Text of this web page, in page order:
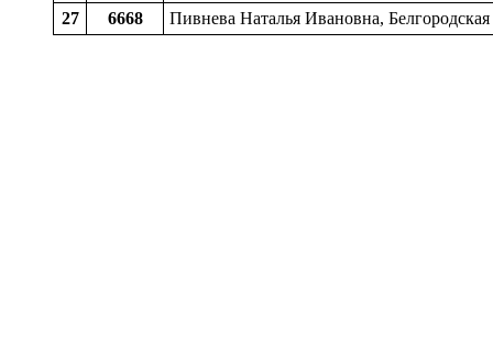
27 6668 Пивнева Наталья Ивановна,